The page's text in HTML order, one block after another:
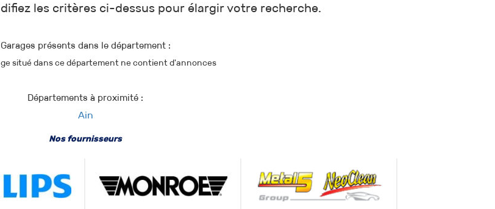
les critères ci-dessus pour élargir votre recherche.
Garages présents dans le département :
situé dans ce département ne contient d'annonces
Départements à proximité :
Ain
Nos fournisseurs